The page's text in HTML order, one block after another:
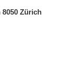
8050 Zürich